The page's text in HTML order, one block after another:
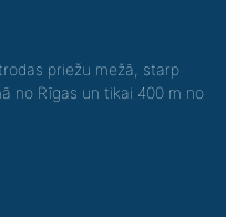
priežu mežā, starp
no Rīgas un tikai 400 m no